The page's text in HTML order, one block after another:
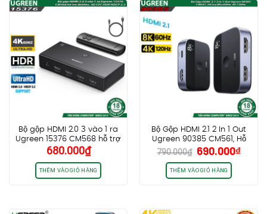
Bộ gộp HDMI 2.0 3 vào 1 ra
Ugreen 15376 CM568 hỗ trợ
4k60hz, 3D CEC HDR HDCP
680.000₫
THÊM VÀO GIỎ HÀNG
Bộ Gộp HDMI 2.1 2 In 1 Out
Ugreen 90385 CM561, Hỗ
trợ 8K@60Hz, 4K 144Hz,
2K240Hz
790.000₫ Giá
gốc
là:
790.000₫.
690.000₫Giá
THÊM VÀO GIỎ HÀNG